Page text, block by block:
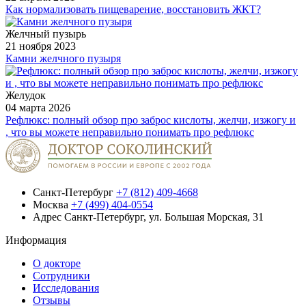
Как нормализовать пищеварение, восстановить ЖКТ?
Желчный пузырь
21 ноября 2023
Камни желчного пузыря
Желудок
04 марта 2026
Рефлюкс: полный обзор про заброс кислоты, желчи, изжогу и
, что вы можете неправильно понимать про рефлюкс
Санкт-Петербург +7 (812) 409-4668
Москва +7 (499) 404-0554
Адрес Санкт-Петербург, ул. Большая Морская, 31
Информация
О докторе
Сотрудники
Исследования
Отзывы